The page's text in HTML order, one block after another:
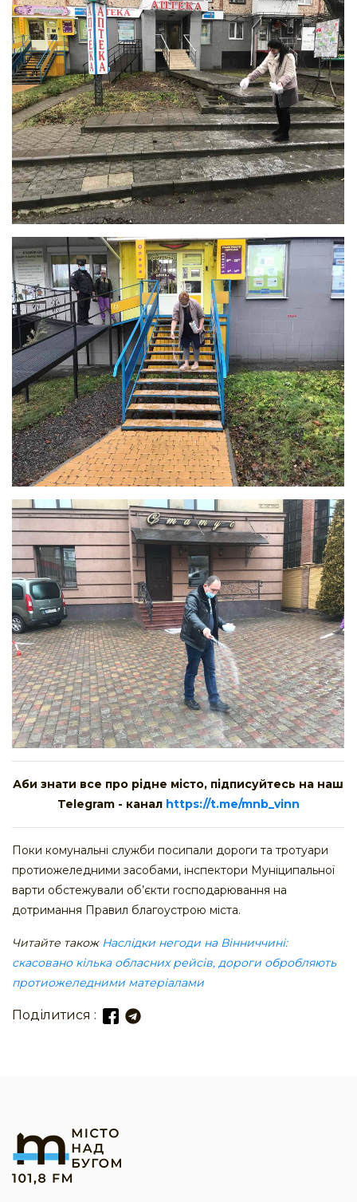
Аби знати все про рідне місто, підписуйтесь на наш
Telegram - канал https://t.me/mnb_vinn
Поки комунальні служби посипали дороги та тротуари
протиожеледними засобами, інспектори Муніципальної
варти обстежували об’єкти господарювання на
дотримання Правил благоустрою міста.
Читайте також Наслідки негоди на Вінниччині:
скасовано кілька обласних рейсів, дороги обробляють
протиожеледними матеріалами
Поділитися :